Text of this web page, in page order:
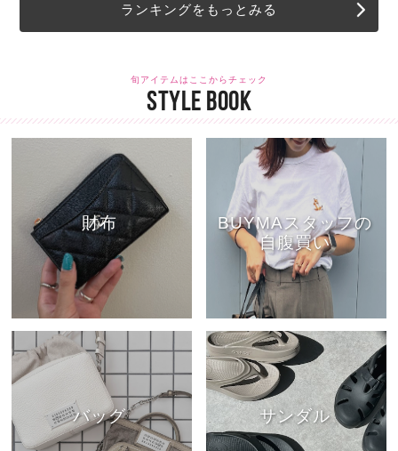
ランキングをもっとみる
旬アイテムはここからチェック
STYLE BOOK
財布
BUYMAスタッフの
自腹買い
バッグ サンダル